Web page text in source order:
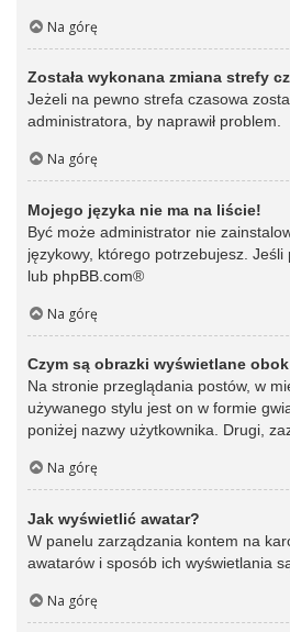
Na górę
Została wykonana zmiana strefy
Jeżeli na pewno strefa czasowa
administratora, by naprawił problem.
Na górę
Mojego języka nie ma na liście!
Być może administrator nie
językowy, którego potrzebujesz.
lub phpBB.com®
Na górę
Czym są obrazki wyświetlane
Na stronie przeglądania postów, w
używanego stylu jest on w formie
poniżej nazwy użytkownika. Drugi,
Na górę
Jak wyświetlić awatar?
W panelu zarządzania kontem na
awatarów i sposób ich wyświetlania
Na górę